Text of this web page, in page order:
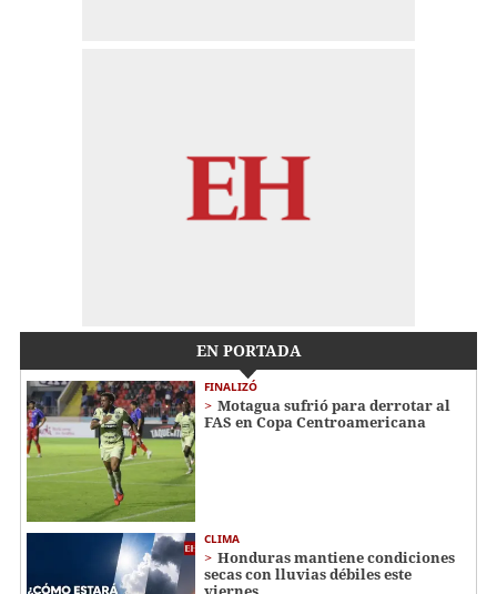
EN PORTADA
FINALIZÓ
Motagua sufrió para derrotar al
FAS en Copa Centroamericana
CLIMA
Honduras mantiene condiciones
secas con lluvias débiles este